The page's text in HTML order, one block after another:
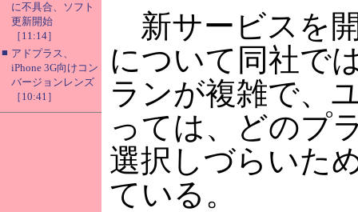
に不具合、ソフト
更新開始
［11:14］
■ アドプラス、
iPhone 3G向けコン
バージョンレンズ
［10:41］
新サービスを
について同社で
ランが複雑で、
っては、どのプ
選択しづらいた
ている。